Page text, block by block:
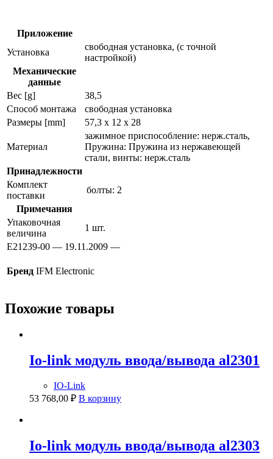
e21239
Приложение
Установка
свободная установка, (с точной
настройкой)
Механические
данные
Вес [g]
38,5
Способ монтажа
свободная установка
Размеры [mm]
57,3 x 12 x 28
Материал
зажимное приспособление: нерж.сталь,
Пружина: Пружина из нержавеющей
стали, винты: нерж.сталь
Принадлежности
Комплект
поставки
болты: 2
Примечания
Упаковочная
величина
1 шт.
E21239-00 — 19.11.2009 —
Бренд IFM Electronic
Похожие товары
Io-link модуль ввода/вывода al2301
IO-Link
53 768,00 ₽ В корзину
Io-link модуль ввода/вывода al2303